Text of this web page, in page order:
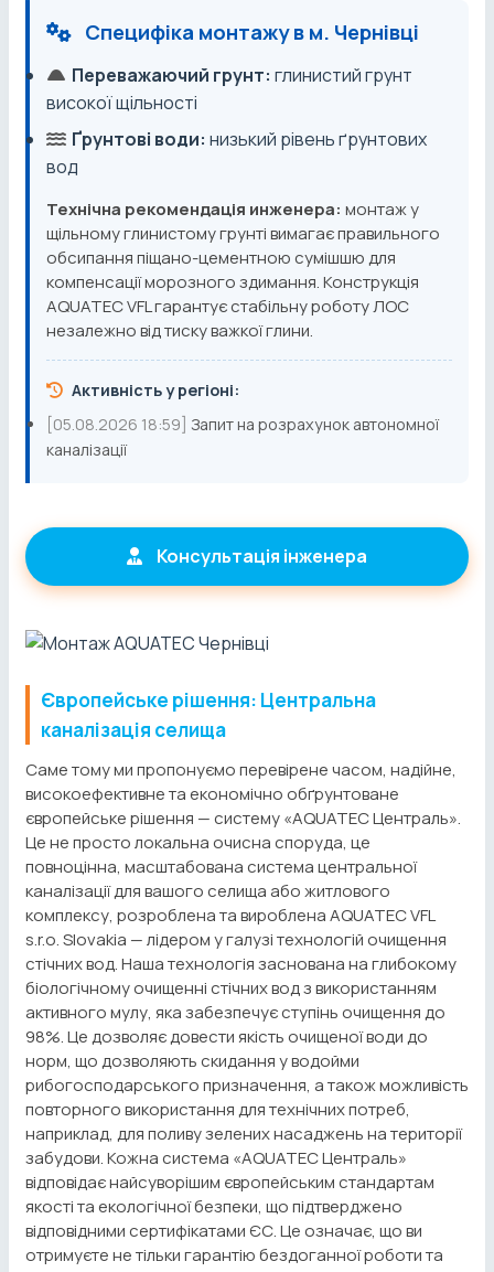
Специфіка монтажу в м. Чернівці
Переважаючий грунт: глинистий грунт
високої щільності
Ґрунтові води: низький рівень ґрунтових
вод
Технічна рекомендація инженера: монтаж у
щільному глинистому грунті вимагає правильного
обсипання піщано-цементною сумішшю для
компенсації морозного здимання. Конструкція
AQUATEC VFL гарантує стабільну роботу ЛОС
незалежно від тиску важкої глини.
Активність у регіоні:
[05.08.2026 18:59] Запит на розрахунок автономної
каналізації
Консультація інженера
Європейське рішення: Центральна
каналізація селища
Саме тому ми пропонуємо перевірене часом, надійне,
високоефективне та економічно обґрунтоване
європейське рішення — систему «AQUATEC Централь».
Це не просто локальна очисна споруда, це
повноцінна, масштабована система центральної
каналізації для вашого селища або житлового
комплексу, розроблена та вироблена AQUATEC VFL
s.r.o. Slovakia — лідером у галузі технологій очищення
стічних вод. Наша технологія заснована на глибокому
біологічному очищенні стічних вод з використанням
активного мулу, яка забезпечує ступінь очищення до
98%. Це дозволяє довести якість очищеної води до
норм, що дозволяють скидання у водойми
рибогосподарського призначення, а також можливість
повторного використання для технічних потреб,
наприклад, для поливу зелених насаджень на території
забудови. Кожна система «AQUATEC Централь»
відповідає найсуворішим європейським стандартам
якості та екологічної безпеки, що підтверджено
відповідними сертифікатами ЄС. Це означає, що ви
отримуєте не тільки гарантію бездоганної роботи та